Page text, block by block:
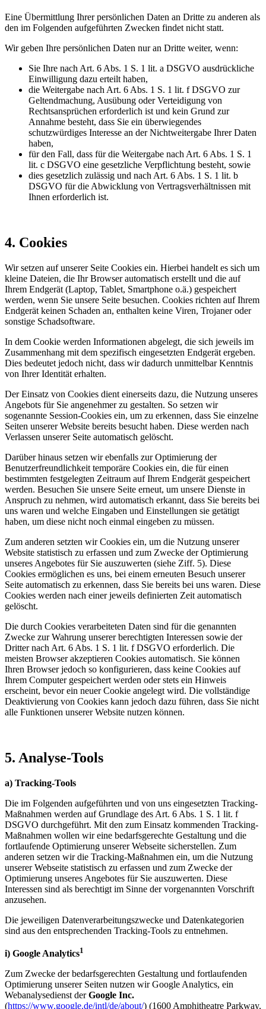
Eine Übermittlung Ihrer persönlichen Daten an Dritte zu anderen als
den im Folgenden aufgeführten Zwecken findet nicht statt.
Wir geben Ihre persönlichen Daten nur an Dritte weiter, wenn:
Sie Ihre nach Art. 6 Abs. 1 S. 1 lit. a DSGVO ausdrückliche
Einwilligung dazu erteilt haben,
die Weitergabe nach Art. 6 Abs. 1 S. 1 lit. f DSGVO zur
Geltendmachung, Ausübung oder Verteidigung von
Rechtsansprüchen erforderlich ist und kein Grund zur
Annahme besteht, dass Sie ein überwiegendes
schutzwürdiges Interesse an der Nichtweitergabe Ihrer Daten
haben,
für den Fall, dass für die Weitergabe nach Art. 6 Abs. 1 S. 1
lit. c DSGVO eine gesetzliche Verpflichtung besteht, sowie
dies gesetzlich zulässig und nach Art. 6 Abs. 1 S. 1 lit. b
DSGVO für die Abwicklung von Vertragsverhältnissen mit
Ihnen erforderlich ist.
4. Cookies
Wir setzen auf unserer Seite Cookies ein. Hierbei handelt es sich um
kleine Dateien, die Ihr Browser automatisch erstellt und die auf
Ihrem Endgerät (Laptop, Tablet, Smartphone o.ä.) gespeichert
werden, wenn Sie unsere Seite besuchen. Cookies richten auf Ihrem
Endgerät keinen Schaden an, enthalten keine Viren, Trojaner oder
sonstige Schadsoftware.
In dem Cookie werden Informationen abgelegt, die sich jeweils im
Zusammenhang mit dem spezifisch eingesetzten Endgerät ergeben.
Dies bedeutet jedoch nicht, dass wir dadurch unmittelbar Kenntnis
von Ihrer Identität erhalten.
Der Einsatz von Cookies dient einerseits dazu, die Nutzung unseres
Angebots für Sie angenehmer zu gestalten. So setzen wir
sogenannte Session-Cookies ein, um zu erkennen, dass Sie einzelne
Seiten unserer Website bereits besucht haben. Diese werden nach
Verlassen unserer Seite automatisch gelöscht.
Darüber hinaus setzen wir ebenfalls zur Optimierung der
Benutzerfreundlichkeit temporäre Cookies ein, die für einen
bestimmten festgelegten Zeitraum auf Ihrem Endgerät gespeichert
werden. Besuchen Sie unsere Seite erneut, um unsere Dienste in
Anspruch zu nehmen, wird automatisch erkannt, dass Sie bereits bei
uns waren und welche Eingaben und Einstellungen sie getätigt
haben, um diese nicht noch einmal eingeben zu müssen.
Zum anderen setzten wir Cookies ein, um die Nutzung unserer
Website statistisch zu erfassen und zum Zwecke der Optimierung
unseres Angebotes für Sie auszuwerten (siehe Ziff. 5). Diese
Cookies ermöglichen es uns, bei einem erneuten Besuch unserer
Seite automatisch zu erkennen, dass Sie bereits bei uns waren. Diese
Cookies werden nach einer jeweils definierten Zeit automatisch
gelöscht.
Die durch Cookies verarbeiteten Daten sind für die genannten
Zwecke zur Wahrung unserer berechtigten Interessen sowie der
Dritter nach Art. 6 Abs. 1 S. 1 lit. f DSGVO erforderlich. Die
meisten Browser akzeptieren Cookies automatisch. Sie können
Ihren Browser jedoch so konfigurieren, dass keine Cookies auf
Ihrem Computer gespeichert werden oder stets ein Hinweis
erscheint, bevor ein neuer Cookie angelegt wird. Die vollständige
Deaktivierung von Cookies kann jedoch dazu führen, dass Sie nicht
alle Funktionen unserer Website nutzen können.
5. Analyse-Tools
a) Tracking-Tools
Die im Folgenden aufgeführten und von uns eingesetzten Tracking-
Maßnahmen werden auf Grundlage des Art. 6 Abs. 1 S. 1 lit. f
DSGVO durchgeführt. Mit den zum Einsatz kommenden Tracking-
Maßnahmen wollen wir eine bedarfsgerechte Gestaltung und die
fortlaufende Optimierung unserer Webseite sicherstellen. Zum
anderen setzen wir die Tracking-Maßnahmen ein, um die Nutzung
unserer Webseite statistisch zu erfassen und zum Zwecke der
Optimierung unseres Angebotes für Sie auszuwerten. Diese
Interessen sind als berechtigt im Sinne der vorgenannten Vorschrift
anzusehen.
Die jeweiligen Datenverarbeitungszwecke und Datenkategorien
sind aus den entsprechenden Tracking-Tools zu entnehmen.
i) Google Analytics1
Zum Zwecke der bedarfsgerechten Gestaltung und fortlaufenden
Optimierung unserer Seiten nutzen wir Google Analytics, ein
Webanalysedienst derGoogle Inc.
(https://www.google.de/intl/de/about/) (1600 Amphitheatre Parkway,